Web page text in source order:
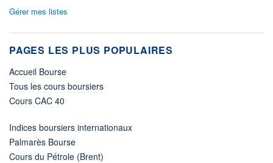
Gérer mes listes
PAGES LES PLUS POPULAIRES
Accueil Bourse
Tous les cours boursiers
Cours CAC 40
Indices boursiers internationaux
Palmarès Bourse
Cours du Pétrole (Brent)